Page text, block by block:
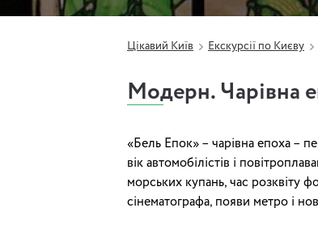
Цікавий Київ Екскурсії по Києву
Модерн. Чарівна
«Бель Епок» – чарівна епоха –
вік автомобілістів і
морських купань, час розквіту
сінематографа, появи метро і